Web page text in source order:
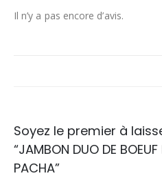
Il n’y a pas encore d’avis.
Soyez le premier à
“JAMBON DUO DE
PACHA”